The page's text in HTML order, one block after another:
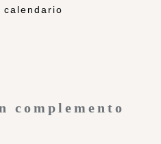
calendario
complemento